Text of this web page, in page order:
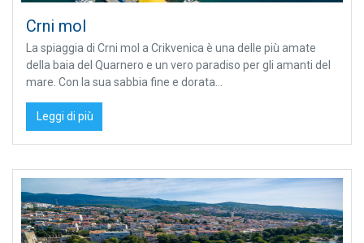
Crni mol
La spiaggia di Crni mol a Crikvenica è una delle più amate
della baia del Quarnero e un vero paradiso per gli amanti del
mare. Con la sua sabbia fine e dorata...
Leggi di più